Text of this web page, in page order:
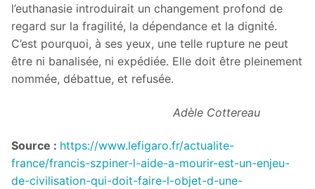
l’euthanasie introduirait un changement profond de
regard sur la fragilité, la dépendance et la dignité.
C’est pourquoi, à ses yeux, une telle rupture ne peut
être ni banalisée, ni expédiée. Elle doit être pleinement
nommée, débattue, et refusée.
Adèle Cottereau
Source : https://www.lefigaro.fr/actualite-
france/francis-szpiner-l-aide-a-mourir-est-un-enjeu-
de-civilisation-qui-doit-faire-l-objet-d-une-